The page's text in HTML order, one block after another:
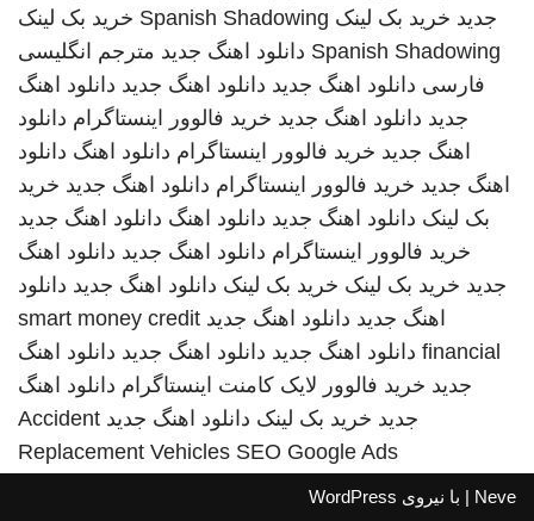
جدید خرید بک لینک Spanish Shadowing خرید بک لینک
Spanish Shadowing دانلود اهنگ جدید مترجم انگلیسی
فارسی دانلود اهنگ جدید دانلود اهنگ جدید دانلود اهنگ
جدید دانلود اهنگ جدید خرید فالوور اینستاگرام دانلود
اهنگ جدید خرید فالوور اینستاگرام دانلود اهنگ دانلود
اهنگ جدید خرید فالوور اینستاگرام دانلود اهنگ جدید خرید
بک لینک دانلود اهنگ جدید دانلود اهنگ دانلود اهنگ جدید
خرید فالوور اینستاگرام دانلود اهنگ جدید دانلود اهنگ
جدید خرید بک لینک خرید بک لینک دانلود اهنگ جدید دانلود
اهنگ جدید دانلود اهنگ جدید smart money credit
financial دانلود اهنگ جدید دانلود اهنگ جدید دانلود اهنگ
جدید خرید فالوور لایک کامنت اینستاگرام دانلود اهنگ
جدید خرید بک لینک دانلود اهنگ جدید Accident
Replacement Vehicles SEO Google Ads
Neve | با نیروی WordPress